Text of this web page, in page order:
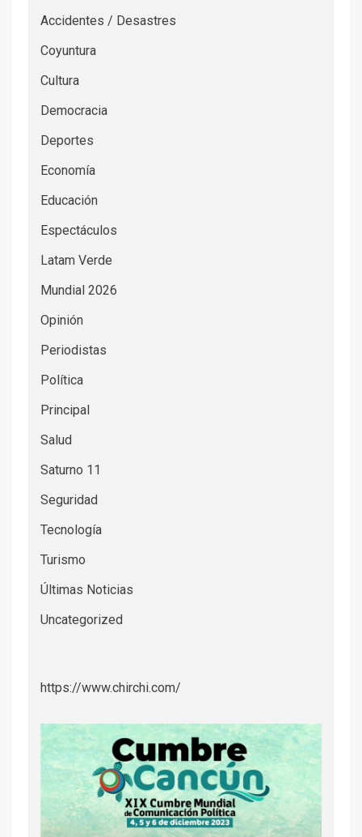
Accidentes / Desastres
Coyuntura
Cultura
Democracia
Deportes
Economía
Educación
Espectáculos
Latam Verde
Mundial 2026
Opinión
Periodistas
Política
Principal
Salud
Saturno 11
Seguridad
Tecnología
Turismo
Últimas Noticias
Uncategorized
https://www.chirchi.com/